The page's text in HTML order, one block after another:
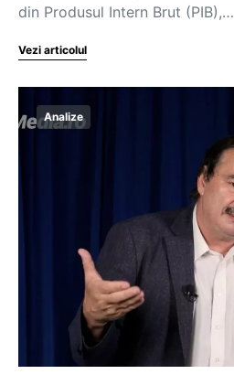
din Produsul Intern Brut (PIB),…
Vezi articolul
Analize